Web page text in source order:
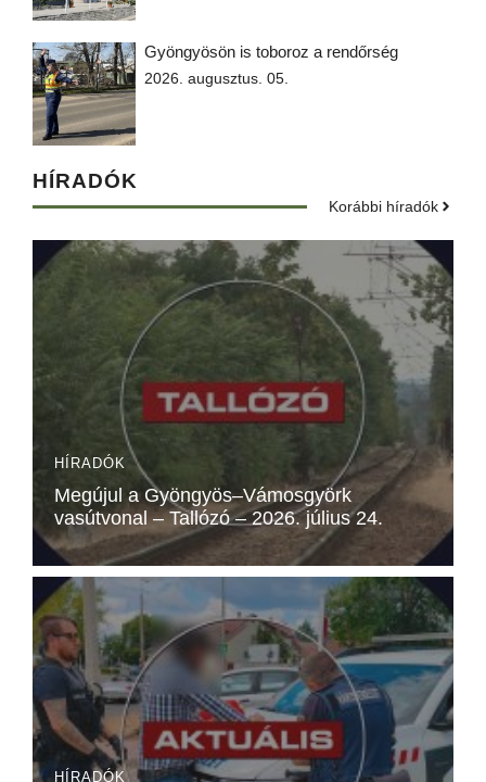
Gyöngyösön is toboroz a rendőrség
2026. augusztus. 05.
HÍRADÓK
Korábbi híradók
HÍRADÓK
Megújul a Gyöngyös–Vámosgyörk
vasútvonal – Tallózó – 2026. július 24.
HÍRADÓK